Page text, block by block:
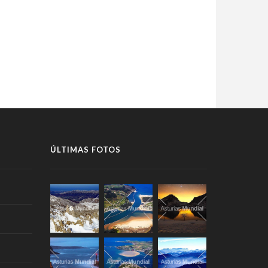
ÚLTIMAS FOTOS